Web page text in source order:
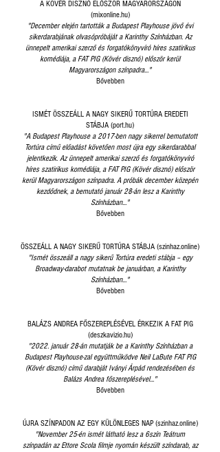
A KÖVÉR DISZNÓ ELŐSZÖR MAGYARORSZÁGON
(mixonline.hu)
"December elején tartották a Budapest Playhouse jövő évi
sikerdarabjának olvasópróbáját a Karinthy Színházban. Az
ünnepelt amerikai szerző és forgatókönyvíró híres szatirikus
komédiája, a FAT PIG (Kövér disznó) először kerül
Magyarországon színpadra..."
Bővebben
ISMÉT ÖSSZEÁLL A NAGY SIKERŰ TORTÚRA EREDETI
STÁBJA (port.hu)
"A Budapest Playhouse a 2017-ben nagy sikerrel bemutatott
Tortúra című előadást követően most újra egy sikerdarabbal
jelentkezik. Az ünnepelt amerikai szerző és forgatókönyvíró
híres szatirikus komédiája, a FAT PIG (Kövér disznó) először
kerül Magyarországon színpadra. A próbák december közepén
kezdődnek, a bemutató január 28-án lesz a Karinthy
Színházban..."
Bővebben
ÖSSZEÁLL A NAGY SIKERŰ TORTÚRA STÁBJA (szinhaz.online)
"Ismét összeáll a nagy sikerű Tortúra eredeti stábja – egy
Broadway-darabot mutatnak be januárban, a Karinthy
Színházban..."
Bővebben
BALÁZS ANDREA FŐSZEREPLÉSÉVEL ÉRKEZIK A FAT PIG
(deszkavizio.hu)
"2022. január 28-án mutatják be a Karinthy Színházban a
Budapest Playhouse-zal együttműködve Neil LaBute FAT PIG
(Kövér disznó) című darabját Iványi Árpád rendezésében és
Balázs Andrea főszereplésével..."
Bővebben
ÚJRA SZÍNPADON AZ EGY KÜLÖNLEGES NAP (szinhaz.online)
"November 25-én ismét látható lesz a 6szín Teátrum
színpadán az Ettore Scola filmje nyomán készült színdarab, az